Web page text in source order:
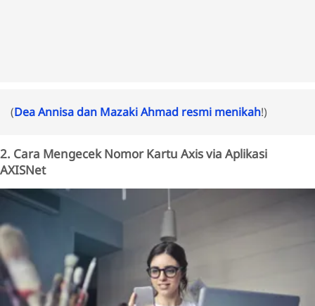
(Dea Annisa dan Mazaki Ahmad resmi menikah!)
2. Cara Mengecek Nomor Kartu Axis via Aplikasi
AXISNet